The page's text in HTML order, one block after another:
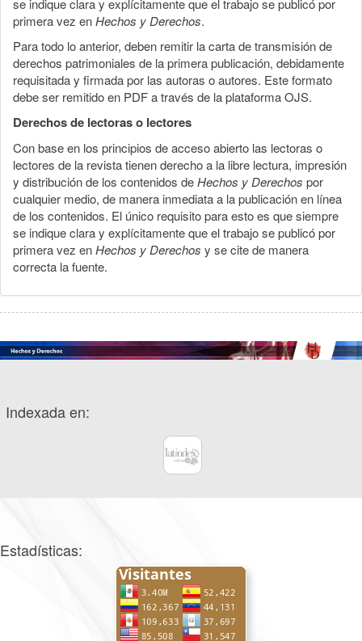
se indique clara y explícitamente que el trabajo se publicó por
primera vez enHechos y Derechos.
Para todo lo anterior, deben remitir la carta de transmisión de
derechos patrimoniales de la primera publicación, debidamente
requisitada y firmada por las autoras o autores. Este formato
debe ser remitido en PDF a través de la plataforma OJS.
Derechos de lectoras o lectores
Con base en los principios de acceso abierto las lectoras o
lectores de la revista tienen derecho a la libre lectura, impresión
y distribución de los contenidos deHechos y Derechos por
cualquier medio, de manera inmediata a la publicación en línea
de los contenidos. El único requisito para esto es que siempre
se indique clara y explícitamente que el trabajo se publicó por
primera vez enHechos y Derechos y se cite de manera
correcta la fuente.
Indexada en:
Estadísticas: